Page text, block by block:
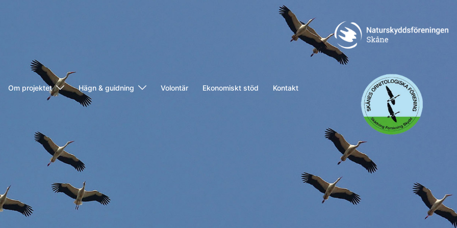
Om projektet Hägn & guidning Volontär Ekonomiskt stöd Kontakt
naturskydd
skof